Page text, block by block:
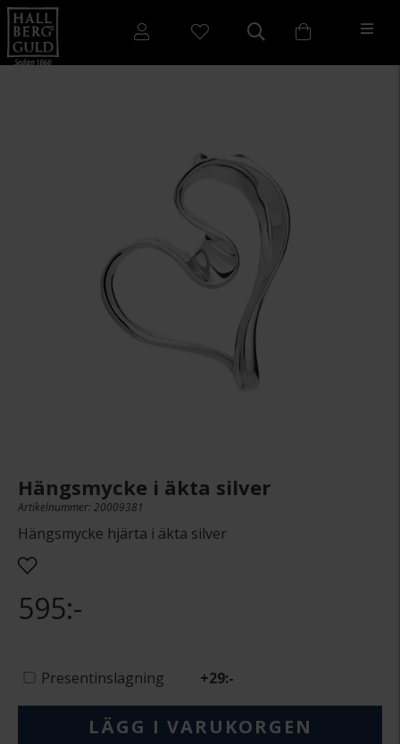
Hängsmycke i äkta silver
Artikelnummer: 20009381
Hängsmycke hjärta i äkta silver
595:-
Presentinslagning +29:-
LÄGG I VARUKORGEN